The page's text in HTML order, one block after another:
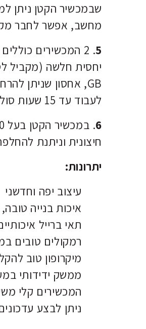
מחשב, אפשר לחבר
5
לעבוד עד 15 שעות סוללה בהתאם לשימוש.
6
חיצונית וניתנת
יתרונות:
עיצוב יפה וחדשני
איכות בנייה
תאי ברייל
רמקולים טובים
מיקרופון טוב
ממשק ידידותי
המכשירים קלי
ניתן לבצע